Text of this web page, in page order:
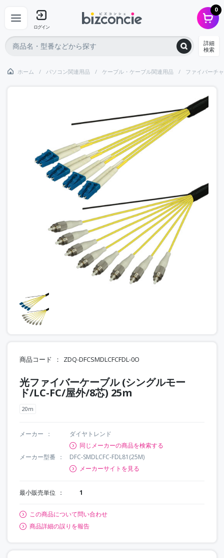
ログイン
0
詳細
検索
ホーム パソコン関連用品 ケーブル・ケーブル関連用品 ファイバーチ
商品コード ZDQ-DFCSMDLCFCFDL-0O
光ファイバーケーブル (シングルモー
ド/LC-FC/屋外/8芯) 25m
20m
メーカー
ダイヤトレンド
同じメーカーの商品を検索する
メーカー型番
DFC-SMDLCFC-FDL81(25M)
メーカーサイトを見る
最小販売単位 1
この商品について問い合わせ
商品詳細の誤りを報告